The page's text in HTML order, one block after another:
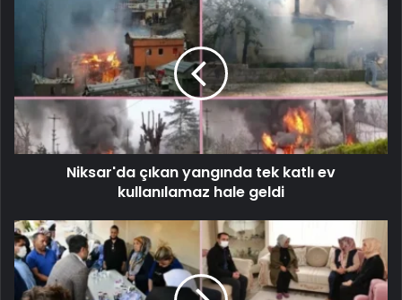
Niksar'da çıkan yangında tek katlı ev
kullanılamaz hale geldi